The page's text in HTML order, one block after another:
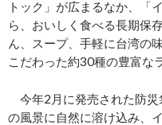
トック」が広まるなか、「
ら、おいしく食べる長期保
ん、スープ、手軽に台湾の
こだわった約30種の豊富な
今年2月に発売された防災
の風景に自然に溶け込み、